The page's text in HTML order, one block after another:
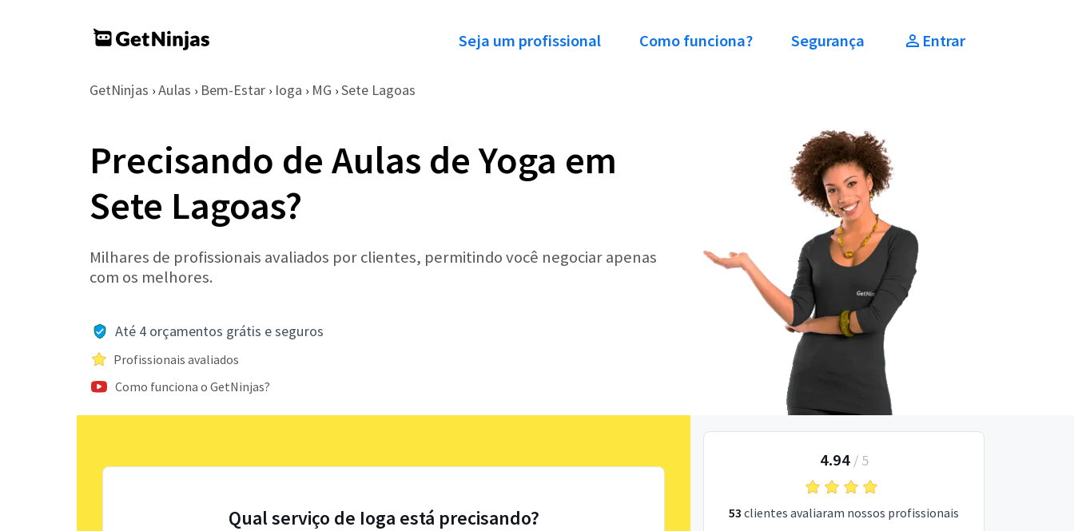
Seja um profissional Como funciona? Segurança Entrar
GetNinjas › Aulas › Bem-Estar › Ioga › MG › Sete Lagoas
Precisando de Aulas de Yoga em
Sete Lagoas?
Milhares de profissionais avaliados por clientes, permitindo você negociar apenas
com os melhores.
Até 4 orçamentos grátis e seguros
Profissionais avaliados
Como funciona o GetNinjas?
Qual serviço de Ioga está precisando?
4.94/ 5
53 clientes avaliaram nossos profissionais